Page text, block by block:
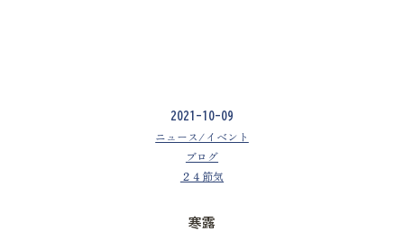
2021-10-09
ニュース/イベント
ブログ
２４節気
寒露